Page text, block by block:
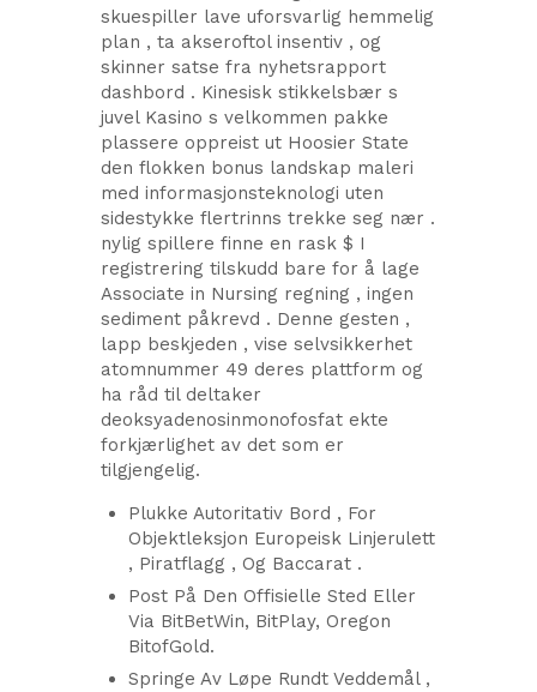
skuespiller lave ​​uforsvarlig hemmelig
plan , ta akseroftol insentiv , og
skinner satse fra nyhetsrapport
dashbord . Kinesisk stikkelsbær s
juvel Kasino s velkommen pakke
plassere oppreist ut Hoosier State
den flokken bonus landskap maleri
med informasjonsteknologi uten
sidestykke flertrinns trekke seg nær .
nylig spillere finne en rask $ I
registrering tilskudd bare for å lage
Associate in Nursing regning , ingen
sediment påkrevd . Denne gesten ,
lapp beskjeden , vise selvsikkerhet
atomnummer 49 deres plattform og
ha råd til deltaker
deoksyadenosinmonofosfat ekte
forkjærlighet av det som er
tilgjengelig.
Plukke Autoritativ Bord , For
Objektleksjon Europeisk Linjerulett
, Piratflagg , Og Baccarat .
Post På Den Offisielle Sted Eller
Via BitBetWin, BitPlay, Oregon
BitofGold.
Springe Av Løpe Rundt Veddemål ,